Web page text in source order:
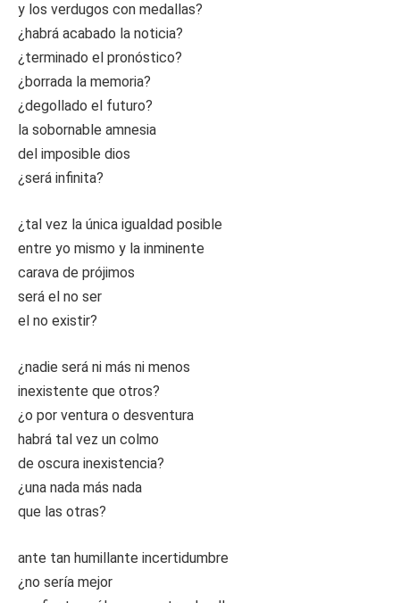
y los verdugos con medallas?
¿habrá acabado la noticia?
¿terminado el pronóstico?
¿borrada la memoria?
¿degollado el futuro?
la sobornable amnesia
del imposible dios
¿será infinita?
¿tal vez la única igualdad posible
entre yo mismo y la inminente
carava de prójimos
será el no ser
el no existir?
¿nadie será ni más ni menos
inexistente que otros?
¿o por ventura o desventura
habrá tal vez un colmo
de oscura inexistencia?
¿una nada más nada
que las otras?
ante tan humillante incertidumbre
¿no sería mejor